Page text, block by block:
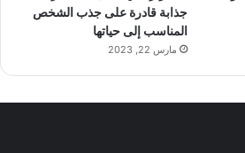
جذابة قادرة على جذب الشخص
المناسب إلى حياتها
مارس 22, 2023